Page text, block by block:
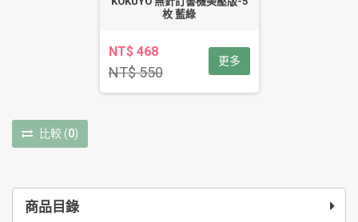
商品目錄
枚 藍綠
NT$ 468
NT$ 550
更多
比較 (0)